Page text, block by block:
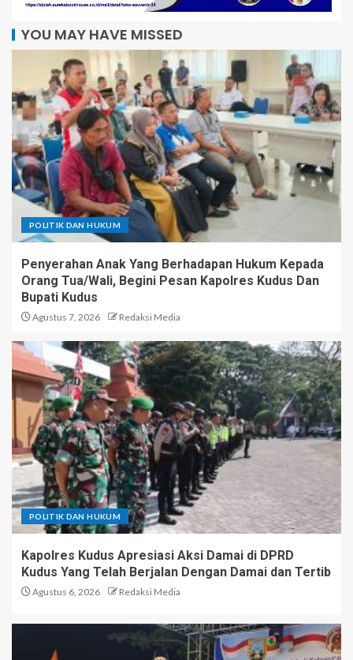
YOU MAY HAVE MISSED
POLITIK DAN HUKUM
Penyerahan Anak Yang Berhadapan Hukum Kepada
Orang Tua/Wali, Begini Pesan Kapolres Kudus Dan
Bupati Kudus
Agustus 7, 2026 Redaksi Media
POLITIK DAN HUKUM
Kapolres Kudus Apresiasi Aksi Damai di DPRD
Kudus Yang Telah Berjalan Dengan Damai dan Tertib
Agustus 6, 2026 Redaksi Media